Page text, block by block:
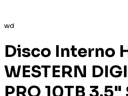
wd
Disco Interno
WESTERN